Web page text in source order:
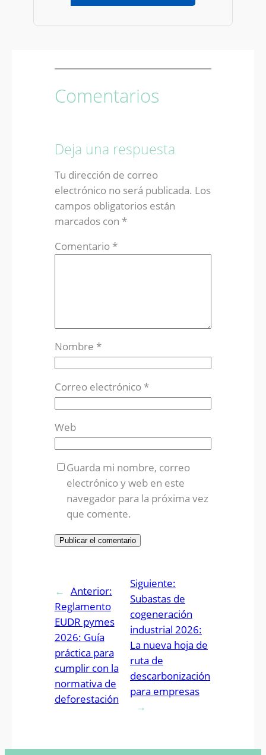
Comentarios
Deja una respuesta
Tu dirección de correo
electrónico no será publicada. Los
campos obligatorios están
marcados con *
Comentario*
Nombre *
Correo electrónico*
Web
Guarda mi nombre, correo
electrónico y web en este
navegador para la próxima vez
que comente.
← Anterior:
Reglamento
EUDR pymes
2026: Guía
práctica para
cumplir con la
normativa de
deforestación
Siguiente:
Subastas de
cogeneración
industrial 2026:
La nueva hoja de
ruta de
descarbonización
para empresas
→